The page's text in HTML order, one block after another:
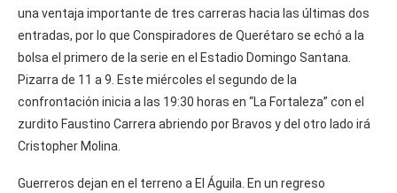
una ventaja importante de tres carreras hacia las últimas dos
entradas, por lo que Conspiradores de Querétaro se echó a la
bolsa el primero de la serie en el Estadio Domingo Santana.
Pizarra de 11 a 9. Este miércoles el segundo de la
confrontación inicia a las 19:30 horas en “La Fortaleza” con el
zurdito Faustino Carrera abriendo por Bravos y del otro lado irá
Cristopher Molina.
Guerreros dejan en el terreno a El Águila. En un regreso